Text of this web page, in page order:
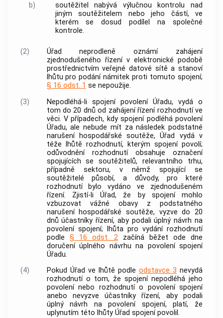
b) soutěžitel nabývá výlučnou kontrolu nad
jinýmsoutěžitelem nebo jeho částí, ve
kterém se dosud podílel na společné
kontrole.
(2)
Úřad neprodleně oznámí zahájení
zjednodušeného řízení v elektronické podobě
prostřednictvím veřejné datové sítě a stanoví
lhůtu pro podání námitek proti tomuto spojení;
§ 16 odst. 1 se nepoužije.
(3)
Nepodléhá-li spojení povolení Úřadu, vydá o
tom do 20 dnů od zahájení řízení rozhodnutí ve
věci. V případech, kdy spojení podléhá povolení
Úřadu, ale nebude mít za následek podstatné
narušení hospodářské soutěže, Úřad vydá v
téže lhůtě rozhodnutí, kterým spojení povolí;
odůvodnění rozhodnutí obsahuje označení
spojujících sesoutěžitelů,relevantního trhu,
případně sektoru, v němž spojující se
soutěžitelé působí, a důvody, pro které
rozhodnutí bylo vydáno ve zjednodušeném
řízení. Zjistí-li Úřad, že by spojení mohlo
vzbuzovat vážné obavy z podstatného
narušení hospodářské soutěže, vyzve do 20
dnů účastníky řízení, aby podali úplný návrh na
povolení spojení; lhůta pro vydání rozhodnutí
podle § 16 odst. 2začíná běžet ode dne
doručení úplného návrhu na povolení spojení
Úřadu.
(4)
Pokud Úřad ve lhůtě podle odstavce 3 nevydá
rozhodnutí o tom, že spojení nepodléhá jeho
povolení nebo rozhodnutí o povolení spojení
anebo nevyzve účastníky řízení, aby podali
úplný návrh na povolení spojení, platí, že
uplynutím této lhůty Úřad spojení povolil.